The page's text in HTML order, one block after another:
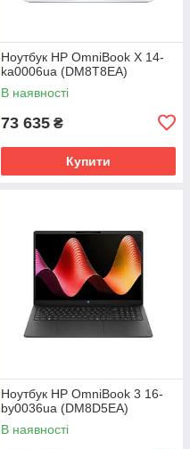
Ноутбук HP OmniBook X 14-
ka0006ua (DM8T8EA)
В наявності
73 635 ₴
Купити
Ноутбук HP OmniBook 3 16-
by0036ua (DM8D5EA)
В наявності